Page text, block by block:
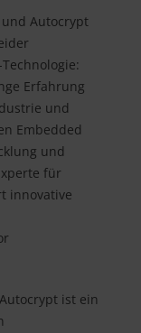
Autocrypt
Erfahrung
und
Embedded
und
für
innovative
ist ein